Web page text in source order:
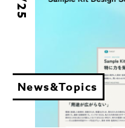
News&Topics